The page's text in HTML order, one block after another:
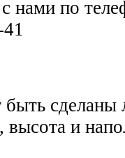
нами по
быть
и